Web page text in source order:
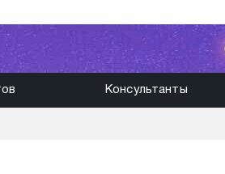
Консультанты